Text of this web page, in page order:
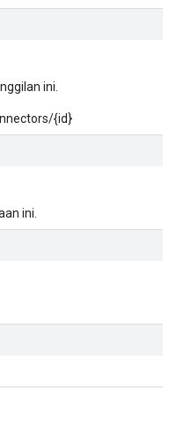
ini.
{id}
ini.